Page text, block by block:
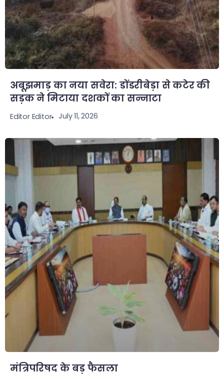
​अबूझमाड़ का नया सवेरा: डोंडरीबेड़ा से कटेर की
सड़क ने मिटाया दशकों का सन्नाटा
Editor Editor July 11, 2026
मंत्रिपरिषद के बड़ फैसला